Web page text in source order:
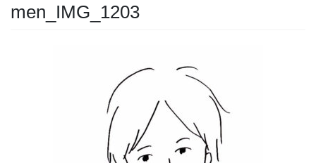
men_IMG_1203